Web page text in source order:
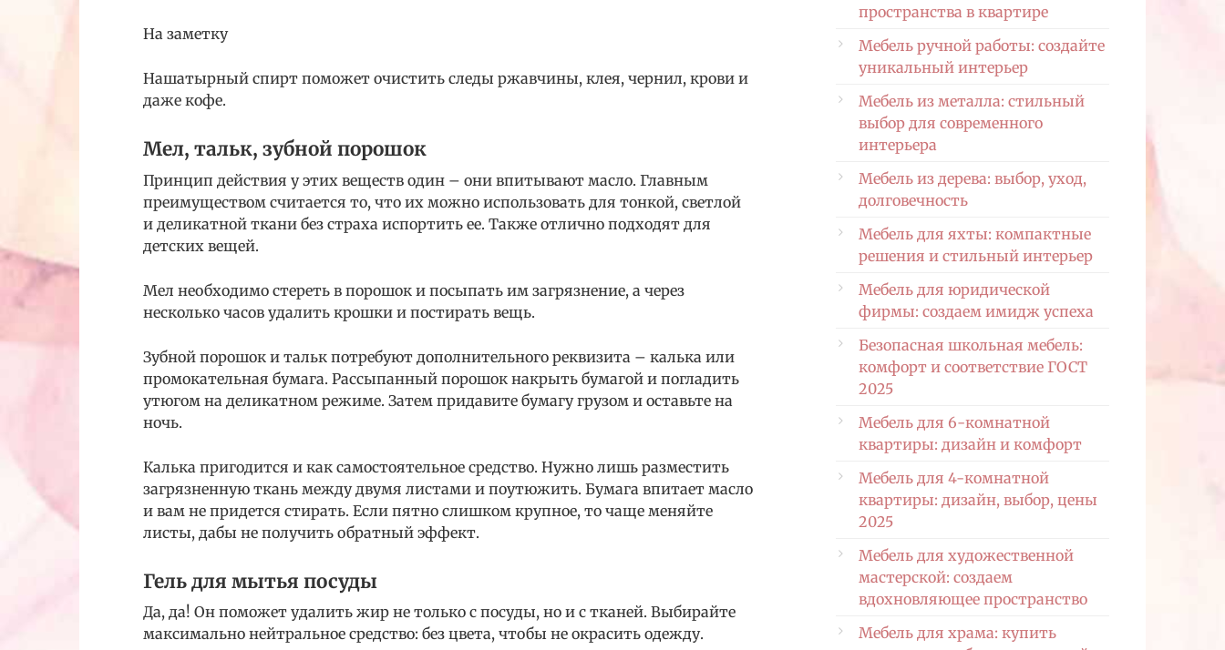
На заметку
Нашатырный спирт поможет очистить следы ржавчины, клея, чернил, крови и
даже кофе.
Мел, тальк, зубной порошок
Принцип действия у этих веществ один – они впитывают масло. Главным
преимуществом считается то, что их можно использовать для тонкой, светлой
и деликатной ткани без страха испортить ее. Также отлично подходят для
детских вещей.
Мел необходимо стереть в порошок и посыпать им загрязнение, а через
несколько часов удалить крошки и постирать вещь.
Зубной порошок и тальк потребуют дополнительного реквизита – калька или
промокательная бумага. Рассыпанный порошок накрыть бумагой и погладить
утюгом на деликатном режиме. Затем придавите бумагу грузом и оставьте на
ночь.
Калька пригодится и как самостоятельное средство. Нужно лишь разместить
загрязненную ткань между двумя листами и поутюжить. Бумага впитает масло
и вам не придется стирать. Если пятно слишком крупное, то чаще меняйте
листы, дабы не получить обратный эффект.
Гель для мытья посуды
Да, да! Он поможет удалить жир не только с посуды, но и с тканей. Выбирайте
максимально нейтральное средство: без цвета, чтобы не окрасить одежду.
пространства в квартире
Мебель ручной работы: создайте
уникальный интерьер
Мебель из металла: стильный
выбор для современного
интерьера
Мебель из дерева: выбор, уход,
долговечность
Мебель для яхты: компактные
решения и стильный интерьер
Мебель для юридической
фирмы: создаем имидж успеха
Безопасная школьная мебель:
комфорт и соответствие ГОСТ
2025
Мебель для 6-комнатной
квартиры: дизайн и комфорт
Мебель для 4-комнатной
квартиры: дизайн, выбор, цены
2025
Мебель для художественной
мастерской: создаем
вдохновляющее пространство
Мебель для храма: купить